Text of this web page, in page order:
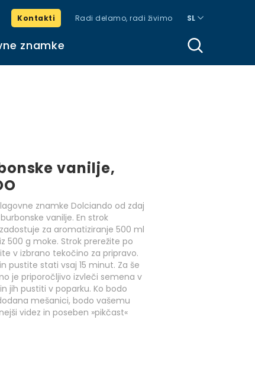
Kontakti Radi delamo, radi živimo SL
znamke
vanilje,
znamke Dolciando od zdaj
vanilje. En strok
za aromatiziranje 500 ml
500 g moke. Strok prerežite po
v izbrano tekočino za pripravo.
pustite stati vsaj 15 minut. Za še
je priporočljivo izvleči semena v
jih pustiti v poparku. Ko bodo
mešanici, bodo vašemu
videz in poseben »pikčast«